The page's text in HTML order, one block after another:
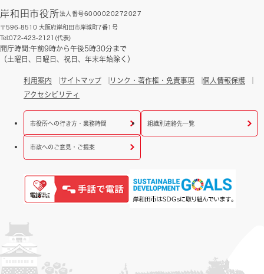
岸和田市役所法人番号6000020272027
〒596-8510 大阪府岸和田市岸城町7番1号
Tel:072-423-2121(代表)
開庁時間:午前9時から午後5時30分まで
（土曜日、日曜日、祝日、年末年始除く）
利用案内 サイトマップ リンク・著作権・免責事項
個人情報保護
アクセシビリティ
市役所への行き方・業務時間 組織別連絡先一覧
市政へのご意見・ご提案